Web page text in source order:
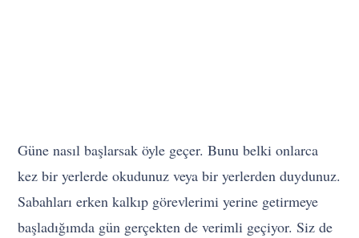
Güne nasıl başlarsak öyle geçer. Bunu belki onlarca
kez bir yerlerde okudunuz veya bir yerlerden duydunuz.
Sabahları erken kalkıp görevlerimi yerine getirmeye
başladığımda gün gerçekten de verimli geçiyor. Siz de